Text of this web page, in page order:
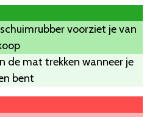
voorziet je van
de mat trekken wanneer je
bent